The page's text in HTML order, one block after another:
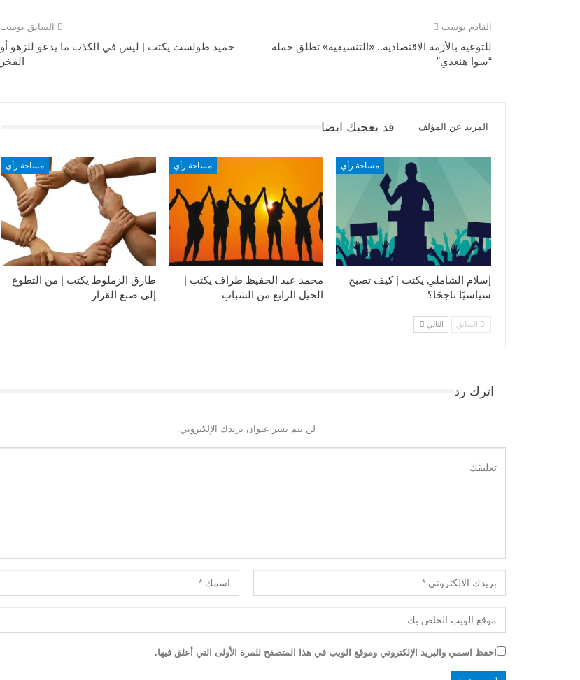
السابق بوست
حميد طولست يكتب | ليس في الكذب ما يدعو للزهو أو
الفخر
القادم بوست
للتوعية بالأزمة الاقتصادية.. «التنسيقية» تطلق حملة
“سوا هنعدي”
قد يعجبك ايضا المزيد عن المؤلف
مساحة رأي
طارق الزملوط يكتب | من التطوع
إلى صنع القرار
مساحة رأي
محمد عبد الحفيظ طراف يكتب |
الجيل الرابع من الشباب
مساحة رأي
إسلام الشاملي يكتب | كيف تصبح
سياسيًا ناجحًا؟
السابق التالي
اترك رد
لن يتم نشر عنوان بريدك الإلكتروني.
احفظ اسمي والبريد الإلكتروني وموقع الويب في هذا المتصفح للمرة الأولى التي أعلق فيها.